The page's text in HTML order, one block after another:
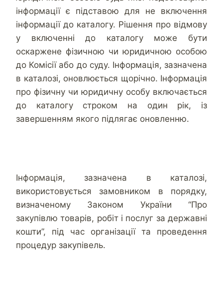
інформації є підставою для не включення
інформації до каталогу. Рішення про відмову
у включенні до каталогу може бути
оскаржене фізичною чи юридичною особою
до Комісії або до суду. Інформація, зазначена
в каталозі, оновлюється щорічно. Інформація
про фізичну чи юридичну особу включається
до каталогу строком на один рік, із
завершенням якого підлягає оновленню.
Інформація, зазначена в каталозі,
використовується замовником в порядку,
визначеному Законом України “Про
закупівлю товарів, робіт і послуг за державні
кошти”, під час організації та проведення
процедур закупівель.